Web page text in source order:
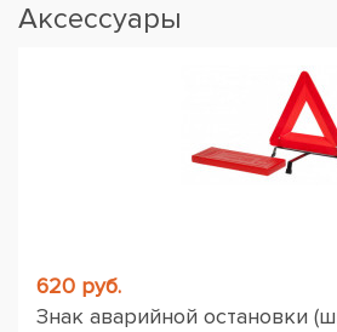
Аксессуары
620 руб.
Знак аварийной остановки